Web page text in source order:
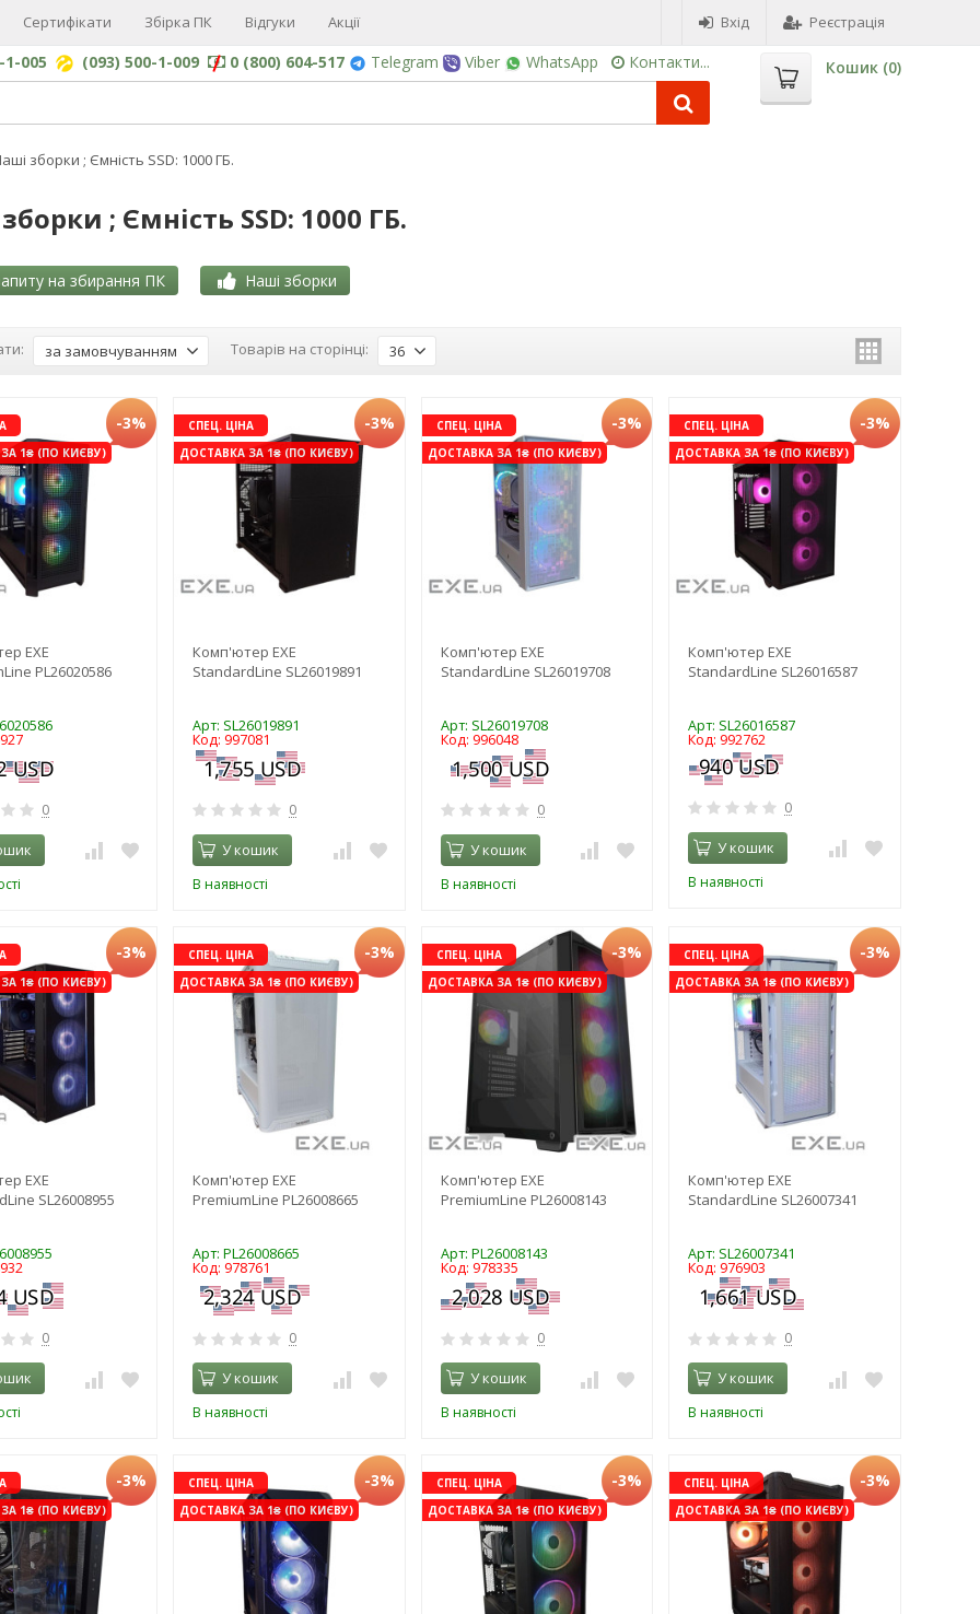
Сертифікати Збірка ПК Відгуки Акції Вхід Реєстрація
1-005 (093) 500-1-009 0 (800) 604-517 Telegram Viber WhatsApp Контакти... Кошик (0)
зборки ; Ємність SSD: 1000 ГБ.
; Ємність SSD: 1000 ГБ.
на збирання ПК Наші зборки
за замовчуванням Товарів на сторінці: 36
1₴ (ПО КИЄВУ)
-3%
EXE
PL26020586
0
СПЕЦ. ЦІНА
ДОСТАВКА ЗА 1₴ (ПО КИЄВУ)
-3%
Комп'ютер EXE
StandardLine SL26019891
Арт: SL26019891
Код: 997081
0
У кошик
В наявності
СПЕЦ. ЦІНА
ДОСТАВКА ЗА 1₴ (ПО КИЄВУ)
-3%
Комп'ютер EXE
StandardLine SL26019708
Арт: SL26019708
Код: 996048
0
У кошик
В наявності
СПЕЦ. ЦІНА
ДОСТАВКА ЗА 1₴ (ПО КИЄВУ)
-3%
Комп'ютер EXE
StandardLine SL26016587
Арт: SL26016587
Код: 992762
0
У кошик
В наявності
1₴ (ПО КИЄВУ)
-3%
EXE
SL26008955
0
СПЕЦ. ЦІНА
ДОСТАВКА ЗА 1₴ (ПО КИЄВУ)
-3%
Комп'ютер EXE
PremiumLine PL26008665
Арт: PL26008665
Код: 978761
0
У кошик
В наявності
СПЕЦ. ЦІНА
ДОСТАВКА ЗА 1₴ (ПО КИЄВУ)
-3%
Комп'ютер EXE
PremiumLine PL26008143
Арт: PL26008143
Код: 978335
0
У кошик
В наявності
СПЕЦ. ЦІНА
ДОСТАВКА ЗА 1₴ (ПО КИЄВУ)
-3%
Комп'ютер EXE
StandardLine SL26007341
Арт: SL26007341
Код: 976903
0
У кошик
В наявності
1₴ (ПО КИЄВУ)
-3%
СПЕЦ. ЦІНА
ДОСТАВКА ЗА 1₴ (ПО КИЄВУ)
-3%
СПЕЦ. ЦІНА
ДОСТАВКА ЗА 1₴ (ПО КИЄВУ)
-3%
СПЕЦ. ЦІНА
ДОСТАВКА ЗА 1₴ (ПО КИЄВУ)
-3%